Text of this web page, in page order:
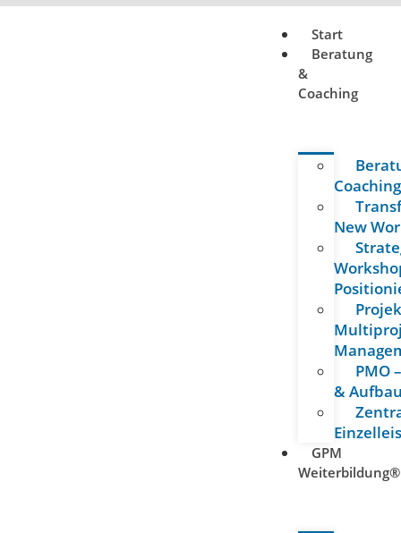
Start
Beratung
&
Coaching
Coaching
New
PMO
&
GPM
Weiterbildung®